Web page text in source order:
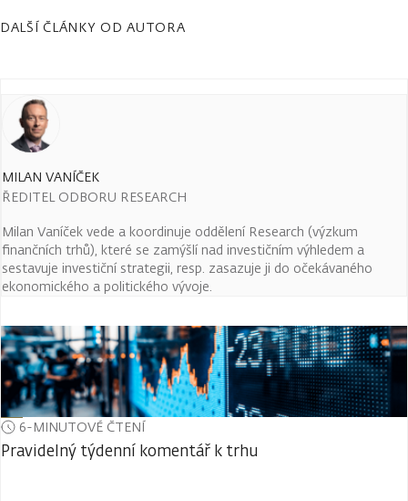
DALŠÍ ČLÁNKY OD AUTORA
MILAN VANÍČEK
ŘEDITEL ODBORU RESEARCH
Milan Vaníček vede a koordinuje oddělení Research (výzkum
finančních trhů), které se zamýšlí nad investičním výhledem a
sestavuje investiční strategii, resp. zasazuje ji do očekávaného
ekonomického a politického vývoje.
6-MINUTOVÉ ČTENÍ
Pravidelný týdenní komentář k trhu